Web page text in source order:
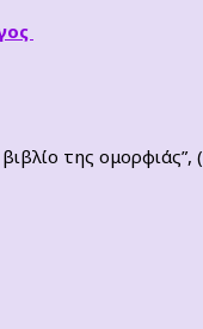
της ομορφιάς”,